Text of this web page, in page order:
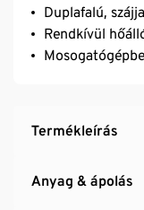
Duplafalú,
Rendkívül
Termékleírás
Anyag & ápolás